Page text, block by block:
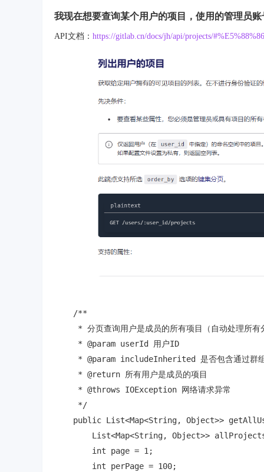
我现在想要查询某个用户的项目，使用的管理员
API文档： https://gitlab.cn/docs/jh/api/projects/
    /**
* 分页查询用户是成员的所有项目（自动处理所有
     * @param userId 用户ID
* @param includeInherited 是否包含通过群
     * @return 所有用户是成员的项目
     * @throws IOException 网络请求异常
     */
public List<Map<String, Object>>
List<Map<String, Object>>
        int page = 1;
        int perPage = 100;